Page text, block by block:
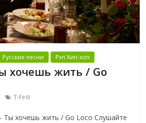
Русские песни Рэп Хип-хоп
хочешь жить / Go
T-Fest
хочешь жить / Go Loco Слушайте